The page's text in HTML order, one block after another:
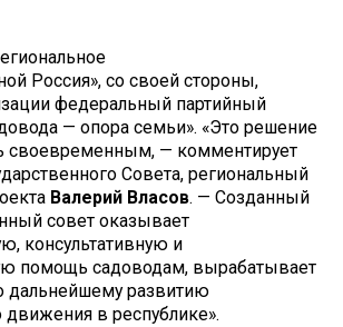
Россия», со своей стороны,
федеральный партийный
— опора семьи». «Это решение
своевременным, — комментирует
Совета, региональный
Валерий Власов. — Созданный
совет оказывает
консультативную и
помощь садоводам, вырабатывает
дальнейшему развитию
движения в республике».